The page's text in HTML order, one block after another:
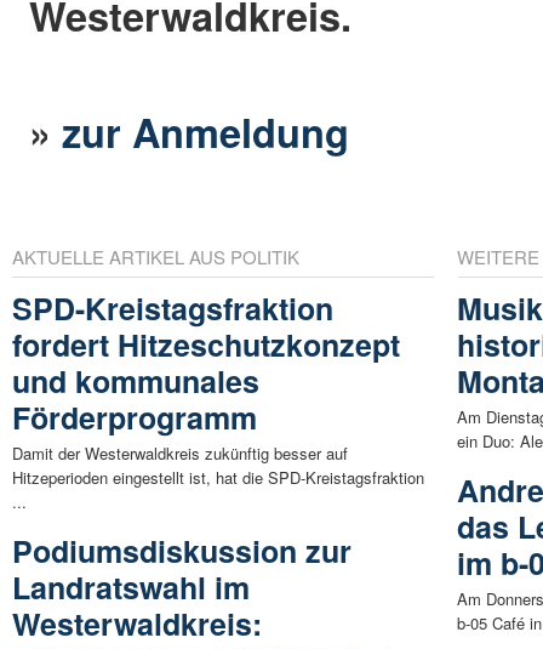
Westerwaldkreis.
»zur Anmeldung
AKTUELLE ARTIKEL AUS POLITIK
SPD-Kreistagsfraktion
fordert Hitzeschutzkonzept
und kommunales
Förderprogramm
Damit der Westerwaldkreis zukünftig besser auf
Hitzeperioden eingestellt ist, hat die SPD-Kreistagsfraktion
...
Podiumsdiskussion zur
Landratswahl im
Westerwaldkreis:
Am
ein Duo:
das
im b-
Am
b-05 Café